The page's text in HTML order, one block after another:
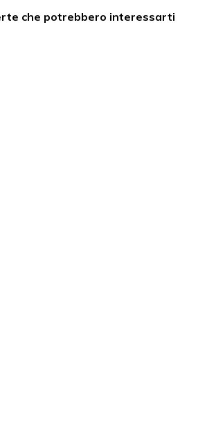
che potrebbero interessarti